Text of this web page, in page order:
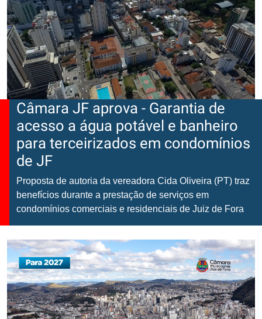
Câmara JF aprova - Garantia de
acesso a água potável e banheiro
para terceirizados em condomínios
de JF
Proposta de autoria da vereadora Cida Oliveira (PT) traz
benefícios durante a prestação de serviços em
condomínios comerciais e residenciais de Juiz de Fora